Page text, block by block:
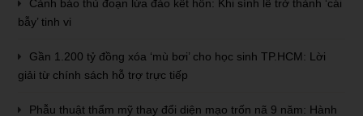
Cảnh báo thủ đoạn lừa đảo kết hôn: Khi sính lễ trở thành ‘cái
bẫy’ tinh vi
Gần 1.200 tỷ đồng xóa ‘mù bơi’ cho học sinh TP.HCM: Lời
giải từ chính sách hỗ trợ trực tiếp
Phẫu thuật thẩm mỹ thay đổi diện mạo trốn nã 9 năm: Hành